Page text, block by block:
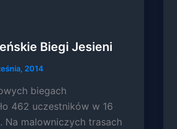
Biegi Jesieni
2014
biegach
462 uczestników w 16
Na malowniczych trasach